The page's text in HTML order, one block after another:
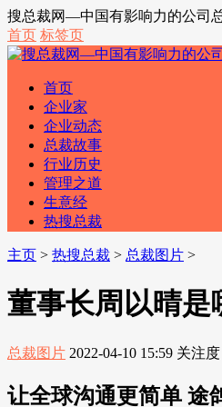
搜总裁网—中国有影响力的公司
首页 标签页
首页
企业家
企业动态
总裁故事
行业历史
管理之道
生意经
热搜总裁
主页 > 热搜总裁 > 总裁图片 >
董事长周以晴是
总裁图片 2022-04-10 15:59 关注度
让全球沟通更简单 途